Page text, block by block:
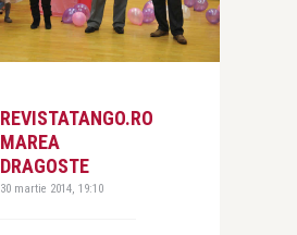
REVISTATANGO.RO
MAREA
DRAGOSTE
30 martie 2014, 19:10